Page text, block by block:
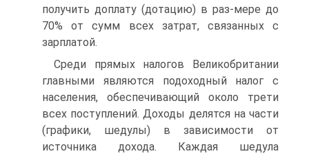
получить доплату (дотацию) в раз-мере до
70% от сумм всех затрат, связанных с
зарплатой.
Среди прямых налогов Великобритании
главными являются подоходный налог с
населения, обеспечивающий около трети
всех поступлений. Доходы делятся на части
(графики, шедулы) в зависимости от
источника дохода. Каждая шедула